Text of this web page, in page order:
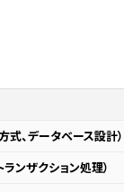
、データベース設計）
ンザクション処理）